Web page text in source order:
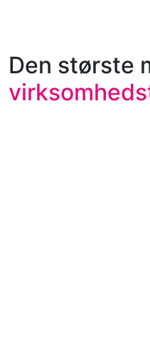
Den største